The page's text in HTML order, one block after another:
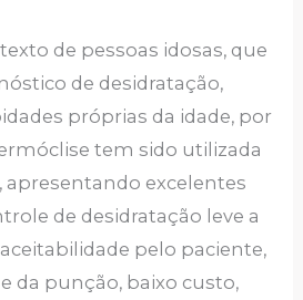
de pessoas idosas, que
de desidratação,
próprias da idade, por
tem sido utilizada
apresentando excelentes
de desidratação leve a
pelo paciente,
da punção, baixo custo,